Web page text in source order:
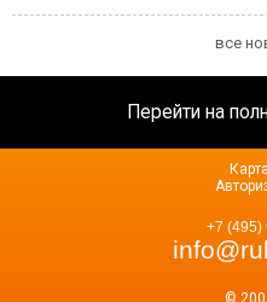
все
Перейти на
©
+7 (495)